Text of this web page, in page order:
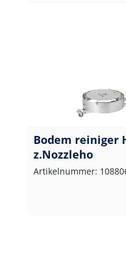
Bodem reiniger
z.Nozzleho
Artikelnummer: